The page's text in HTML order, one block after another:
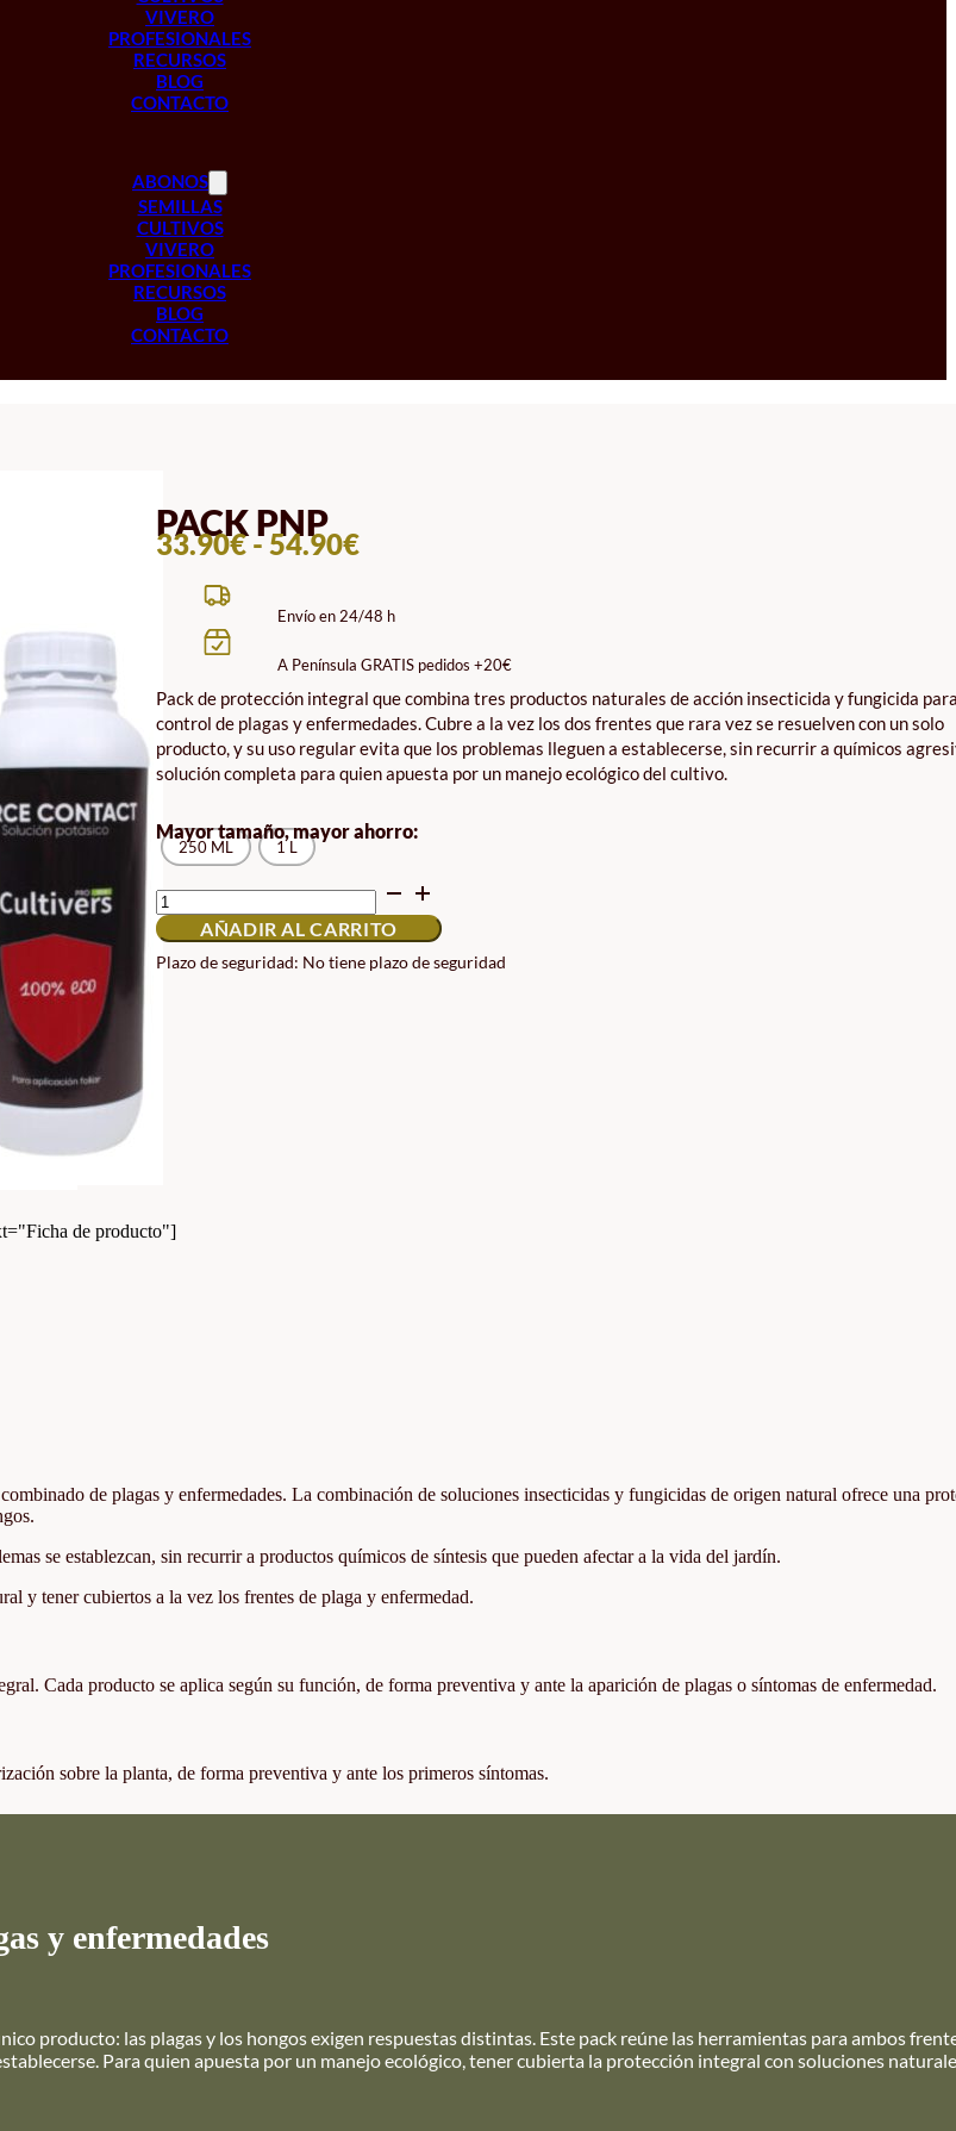
VIVERO
PROFESIONALES
RECURSOS
BLOG
CONTACTO
ABONOS
SEMILLAS
CULTIVOS
VIVERO
PROFESIONALES
RECURSOS
BLOG
CONTACTO
PACK PNP
33.90€ -54.90€RANGO
PRECIOS:
33.90€
HASTA
54.90€
Envío en 24/48 h
A Península GRATIS pedidos +20€
Pack de protección integral que combina tres productos naturales de acción insecticida y fungicida
control de plagas y enfermedades. Cubre a la vez los dos frentes que rara vez se resuelven con un solo
producto, y su uso regular evita que los problemas lleguen a establecerse, sin recurrir a químicos
solución completa para quien apuesta por un manejo ecológico del cultivo.
Mayor tamaño, mayor ahorro:
250 ML 1 L
PACK
PNP
CANTIDADAÑADIR AL CARRITO
Plazo de seguridad: No tiene plazo de seguridad
de producto"]
de plagas y enfermedades. La combinación de soluciones insecticidas y fungicidas de origen natural ofrece una
se establezcan, sin recurrir a productos químicos de síntesis que pueden afectar a la vida del jardín.
y tener cubiertos a la vez los frentes de plaga y enfermedad.
Cada producto se aplica según su función, de forma preventiva y ante la aparición de plagas o síntomas de enfermedad.
sobre la planta, de forma preventiva y ante los primeros síntomas.
y enfermedades
producto: las plagas y los hongos exigen respuestas distintas. Este pack reúne las herramientas para ambos
Para quien apuesta por un manejo ecológico, tener cubierta la protección integral con soluciones